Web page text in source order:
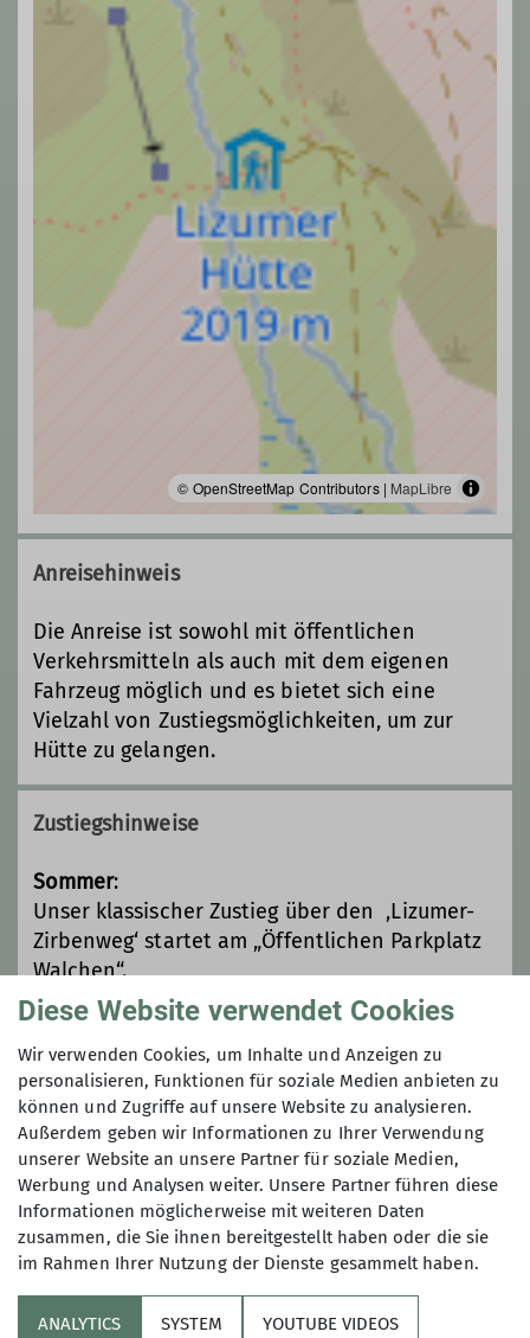
© OpenStreetMap Contributors | MapLibre
Anreisehinweis
Die Anreise ist sowohl mit öffentlichen
Verkehrsmitteln als auch mit dem eigenen
Fahrzeug möglich und es bietet sich eine
Vielzahl von Zustiegsmöglichkeiten, um zur
Hütte zu gelangen.
Zustiegshinweise
Sommer:
Unser klassischer Zustieg über den ‚Lizumer-
Zirbenweg‘ startet am „Öffentlichen Parkplatz
Walchen“.
Durch den malerischen Zirbenwald erreicht
2-2,5 Stunden.
Winter:
Unser Klassischer Zustieg vom Parkplatz
„Walchen“ über die Skiroute zur Lizumer Hütte.
Diese Website verwendet Cookies
Wir verwenden Cookies, um Inhalte und Anzeigen zu
personalisieren, Funktionen für soziale Medien anbieten zu
können und Zugriffe auf unsere Website zu analysieren.
Außerdem geben wir Informationen zu Ihrer Verwendung
unserer Website an unsere Partner für soziale Medien,
Werbung und Analysen weiter. Unsere Partner führen diese
Informationen möglicherweise mit weiteren Daten
zusammen, die Sie ihnen bereitgestellt haben oder die sie
im Rahmen Ihrer Nutzung der Dienste gesammelt haben.
ANALYTICS SYSTEM YOUTUBE VIDEOS